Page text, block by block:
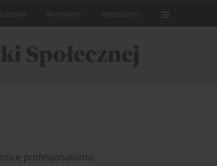
Archiwum Recenzenci
profesjonalizmu